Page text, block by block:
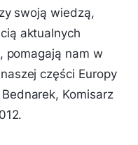
swoją wiedzą,
aktualnych
pomagają nam w
części Europy
Komisarz